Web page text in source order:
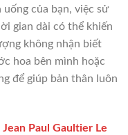
của bạn, việc sử
gian dài có thể khiến
không nhận biết
hoa bên mình hoặc
để giúp bản thân luôn
Paul Gaultier Le